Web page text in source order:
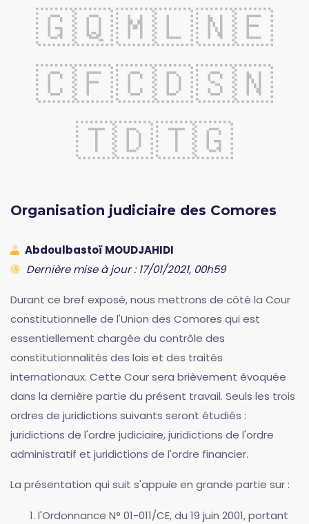
🇬🇶🇲🇱🇳🇪
🇨🇫🇨🇩🇸🇳
🇹🇩🇹🇬
Organisation judiciaire des Comores
Abdoulbastoï MOUDJAHIDI
Dernière mise à jour : 17/01/2021, 00h59
Durant ce bref exposé, nous mettrons de côté la Cour
constitutionnelle de l'Union des Comores qui est
essentiellement chargée du contrôle des
constitutionnalités des lois et des traités
internationaux. Cette Cour sera brièvement évoquée
dans la dernière partie du présent travail. Seuls les trois
ordres de juridictions suivants seront étudiés :
juridictions de l'ordre judiciaire, juridictions de l'ordre
administratif et juridictions de l'ordre financier.
La présentation qui suit s'appuie en grande partie sur :
l'Ordonnance N° 01-011/CE, du 19 juin 2001, portant